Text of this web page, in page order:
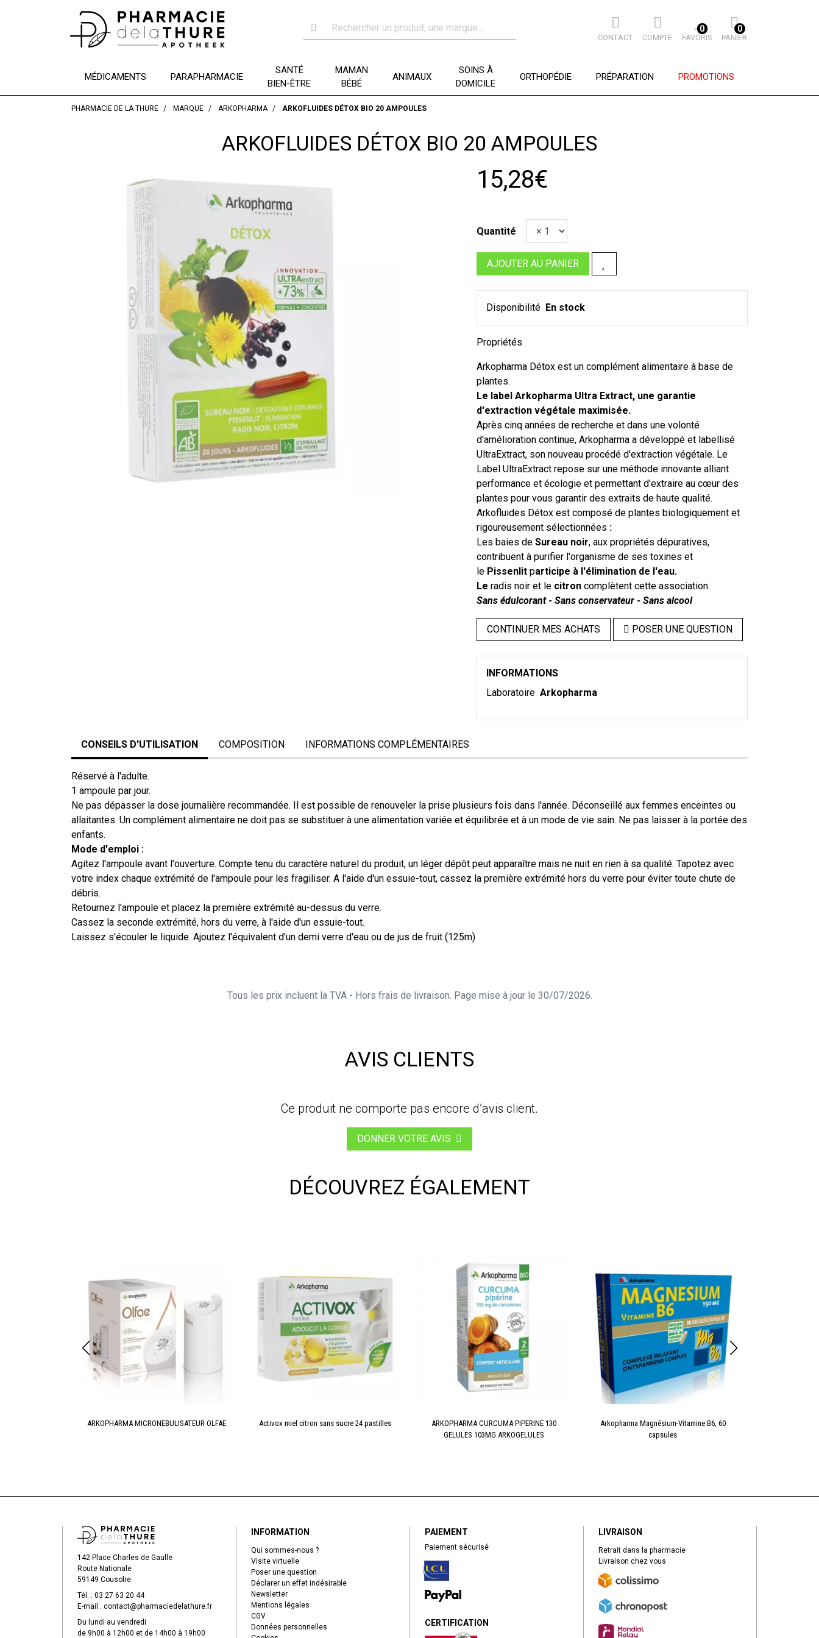
CONTACT COMPTE FAVORIS
0
PANIER
0
MÉDICAMENTS PARAPHARMACIE
SANTÉ
BIEN-ÊTRE
MAMAN
BÉBÉ
ANIMAUX
SOINS À
DOMICILE
ORTHOPÉDIE PRÉPARATION PROMOTIONS
PHARMACIE DE LA THURE MARQUE ARKOPHARMA ARKOFLUIDES DÉTOX BIO 20 AMPOULES
ARKOFLUIDES DÉTOX BIO 20 AMPOULES
15,28€
Quantité
AJOUTER AU PANIER
Disponibilité En stock
Propriétés
Arkopharma Détox est un complément alimentaire à base de
plantes.
Le label Arkopharma Ultra Extract, une garantie
d'extraction végétale maximisée.
Après cinq années de recherche et dans une volonté
d'amélioration continue, Arkopharma a développé et labellisé
UltraExtract, son nouveau procédé d'extraction végétale. Le
Label UltraExtract repose sur une méthode innovante alliant
performance et écologie et permettant d'extraire au cœur des
plantes pour vous garantir des extraits de haute qualité.
Arkofluides Détox est composé de plantes biologiquement et
rigoureusement sélectionnées :
Les baies de Sureau noir, aux propriétés dépuratives,
contribuent à purifier l'organisme de ses toxines et
le Pissenlit participe à l'élimination de l'eau.
Le radis noir et le citron complètent cette association.
Sans édulcorant - Sans conservateur - Sans alcool
CONTINUER MES ACHATS POSER UNE QUESTION
INFORMATIONS
Laboratoire Arkopharma
CONSEILS D'UTILISATION COMPOSITION INFORMATIONS COMPLÉMENTAIRES
Réservé à l'adulte.
1 ampoule par jour.
Ne pas dépasser la dose journalière recommandée. Il est possible de renouveler la prise plusieurs fois dans l'année. Déconseillé aux femmes enceintes ou
allaitantes. Un complément alimentaire ne doit pas se substituer à une alimentation variée et équilibrée et à un mode de vie sain. Ne pas laisser à la portée des
enfants.
Mode d'emploi :
Agitez l'ampoule avant l'ouverture. Compte tenu du caractère naturel du produit, un léger dépôt peut apparaître mais ne nuit en rien à sa qualité. Tapotez avec
votre index chaque extrémité de l'ampoule pour les fragiliser. A l'aide d'un essuie-tout, cassez la première extrémité hors du verre pour éviter toute chute de
débris.
Retournez l'ampoule et placez la première extrémité au-dessus du verre.
Cassez la seconde extrémité, hors du verre, à l'aide d'un essuie-tout.
Laissez s'écouler le liquide. Ajoutez l'équivalent d'un demi verre d'eau ou de jus de fruit (125m)
Tous les prix incluent la TVA - Hors frais de livraison. Page mise à jour le 30/07/2026.
AVIS CLIENTS
Ce produit ne comporte pas encore d’avis client.
DONNER VOTRE AVIS
DÉCOUVREZ ÉGALEMENT
ARKOPHARMA MICRONEBULISATEUR OLFAE Activox miel citron sans sucre 24 pastilles
ARKOPHARMA CURCUMA PIPERINE 130
GELULES 103MG ARKOGELULES
Arkopharma Magnésium-Vitamine B6, 60
capsules
142 Place Charles de Gaulle
Route Nationale
59149 Cousolre
Tél. : 03 27 63 20 44
E-mail : contact@pharmaciedelathure.fr
Du lundi au vendredi
de 9h00 à 12h00 et de 14h00 à 19h00
INFORMATION
Qui sommes-nous ?
Visite virtuelle
Poser une question
Déclarer un effet indésirable
Newsletter
Mentions légales
CGV
Données personnelles
PAIEMENT
Paiement sécurisé
CERTIFICATION
LIVRAISON
Retrait dans la pharmacie
Livraison chez vous